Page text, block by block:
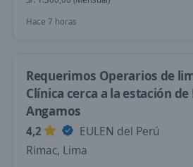
Hace 7 horas
Requerimos Operarios de
Clínica cerca a la estación
Angamos
4,2
EULEN del Perú
Rimac, Lima